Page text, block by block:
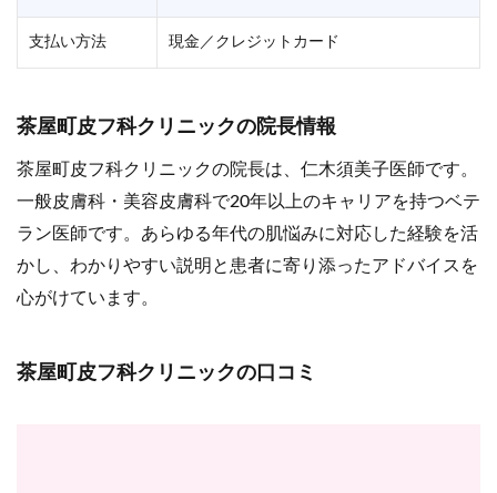
支払い方法 現金／クレジットカード
茶屋町皮フ科クリニックの院長情報
茶屋町皮フ科クリニックの院長は、仁木須美子医師です。
一般皮膚科・美容皮膚科で20年以上のキャリアを持つベテ
ラン医師です。あらゆる年代の肌悩みに対応した経験を活
かし、わかりやすい説明と患者に寄り添ったアドバイスを
心がけています。
茶屋町皮フ科クリニックの口コミ